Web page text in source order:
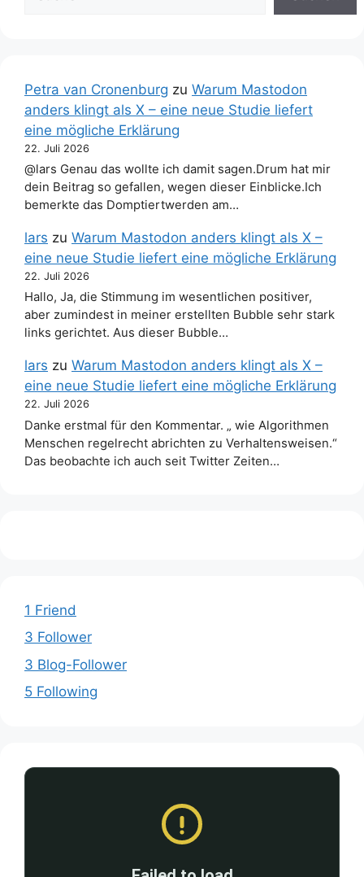
Petra van Cronenburg zu Warum Mastodon
anders klingt als X – eine neue Studie liefert
eine mögliche Erklärung
22. Juli 2026
@lars Genau das wollte ich damit sagen.Drum hat mir
dein Beitrag so gefallen, wegen dieser Einblicke.Ich
bemerkte das Domptiertwerden am…
lars zu Warum Mastodon anders klingt als X –
eine neue Studie liefert eine mögliche Erklärung
22. Juli 2026
Hallo, Ja, die Stimmung im wesentlichen positiver,
aber zumindest in meiner erstellten Bubble sehr stark
links gerichtet. Aus dieser Bubble…
lars zu Warum Mastodon anders klingt als X –
eine neue Studie liefert eine mögliche Erklärung
22. Juli 2026
Danke erstmal für den Kommentar. „ wie Algorithmen
Menschen regelrecht abrichten zu Verhaltensweisen.“
Das beobachte ich auch seit Twitter Zeiten…
1 Friend
3 Follower
3 Blog-Follower
5 Following